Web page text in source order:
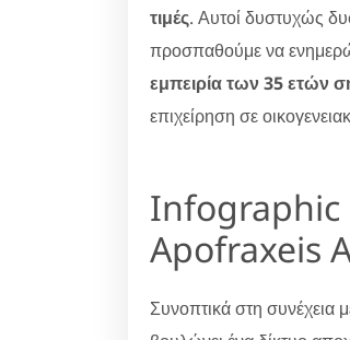
τιμές. Αυτοί δυστυχώς
προσπαθούμε να
εμπειρία των 35 ετών
επιχείρηση σε
Infographic
Apofraxeis
Συνοπτικά στη συνέχεια